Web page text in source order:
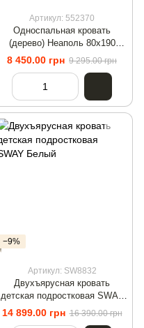
Артикул: 552370
Односпальная кровать
(дерево) Неаполь 80х190
Белый
8 450.00 грн 9 295.00 грн
−9%
Артикул: SW8832
Двухъярусная кровать
детская подростковая SWAY
Белый
14 899.00 грн 16 390.00 грн